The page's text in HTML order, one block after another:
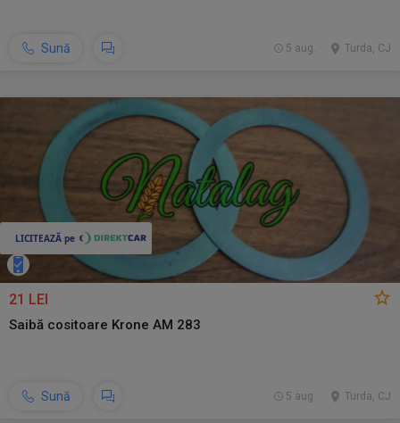
Sună Turda, CJ
5 aug.
21 LEI
Saibă cositoare Krone AM 283
Sună Turda, CJ
5 aug.